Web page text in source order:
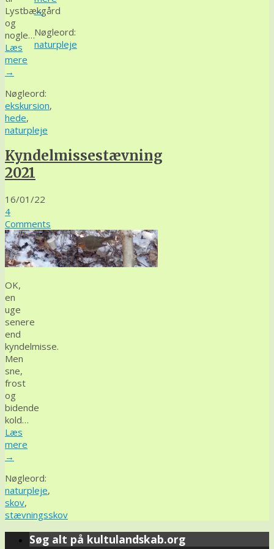
Lystbækgård
og
nogle…
Læs
mere
→
Nøgleord:
ekskursion,
hede,
naturpleje
→
Nøgleord:
naturpleje
Kyndelmissestævning
2021
16/01/22
4
Comments
OK,
en
uge
senere
end
kyndelmisse.
Men
sne,
frost
og
bidende
kold…
Læs
mere
→
Nøgleord:
naturpleje,
skov,
stævningsskov
Søg alt på kultulandskab.org